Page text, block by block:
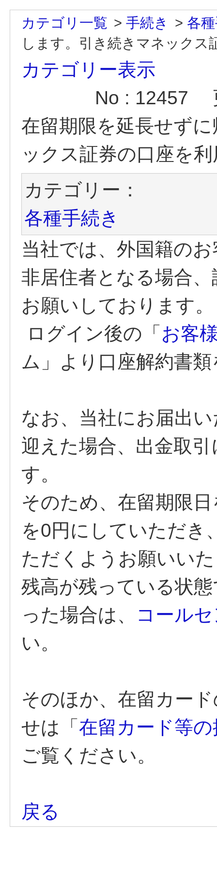
カテゴリ一覧 > 手続き > 各
します。引き続きマネックス
カテゴリー表示
No : 12457
在留期限を延長せず
ックス証券の口座を
カテゴリー：
各種手続き
当社では、外国籍の
非居住者となる場合
お願いしております。
ログイン後の 「 お客
ム」
より口座解約書
なお、当社にお届出
迎えた場合、出金取
す。
そのため、在留期限
を0円にしていただき
ただくようお願いい
残高が残っている状
った場合は、
コール
い。
そのほか、在留カー
せは「 在留カード等
ご覧ください。
戻る